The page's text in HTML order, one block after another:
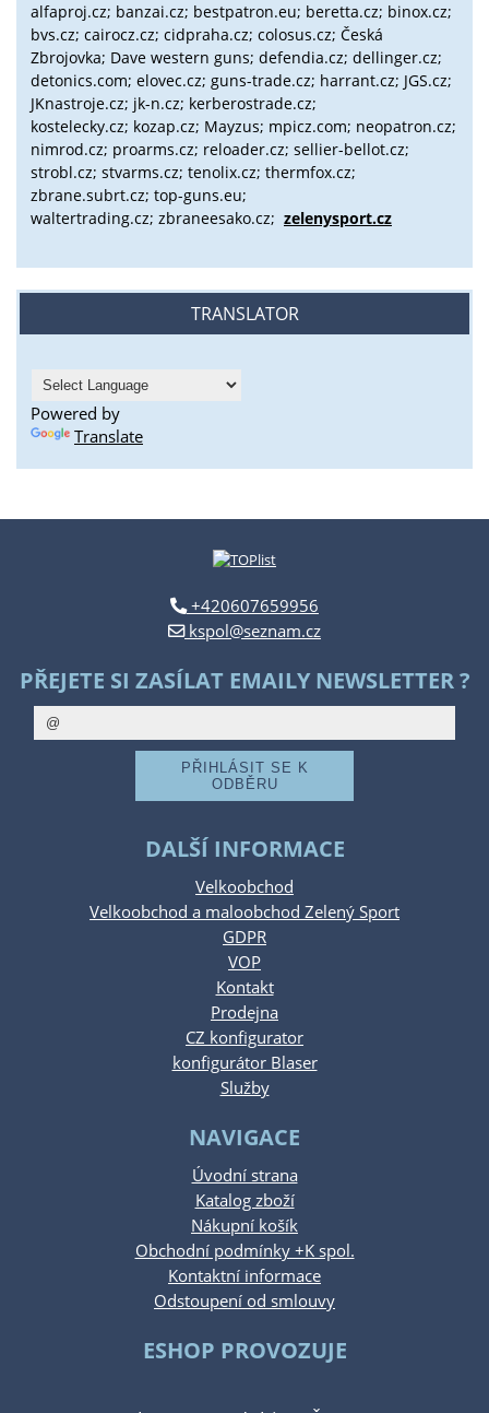
alfaproj.cz; banzai.cz; bestpatron.eu; beretta.cz; binox.cz;
bvs.cz; cairocz.cz; cidpraha.cz; colosus.cz; Česká
Zbrojovka; Dave western guns; defendia.cz; dellinger.cz;
detonics.com; elovec.cz; guns-trade.cz; harrant.cz; JGS.cz;
JKnastroje.cz; jk-n.cz; kerberostrade.cz;
kostelecky.cz; kozap.cz; Mayzus; mpicz.com; neopatron.cz;
nimrod.cz; proarms.cz; reloader.cz; sellier-bellot.cz;
strobl.cz; stvarms.cz; tenolix.cz; thermfox.cz;
zbrane.subrt.cz; top-guns.eu;
waltertrading.cz; zbraneesako.cz; zelenysport.cz
TRANSLATOR
Powered by
Translate
+420607659956
kspol@seznam.cz
PŘEJETE SI ZASÍLAT EMAILY NEWSLETTER ?
DALŠÍ INFORMACE
Velkoobchod
Velkoobchod a maloobchod Zelený Sport
GDPR
VOP
Kontakt
Prodejna
CZ konfigurator
konfigurátor Blaser
Služby
NAVIGACE
Úvodní strana
Katalog zboží
Nákupní košík
Obchodní podmínky +K spol.
Kontaktní informace
Odstoupení od smlouvy
ESHOP PROVOZUJE